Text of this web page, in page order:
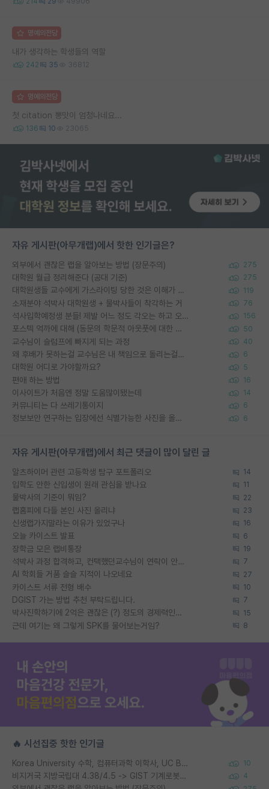
명예의전당
내가 생각하는 학생들의 역할
242 35 36812
명예의전당
첫 citation 뽕맛이 엄청나네요...
136 10 23065
자유 게시판(아무개랩)에서 핫한 인기글은?
외부에서 괜찮은 랩을 알아보는 방법 (장문주의) 275
대학원 월급 정리해준다 (공대 기준) 275
대학원생들 교수에게 가스라이팅 당한 것은 이해가 갑니다. 안타깝네요. 119
소재분야 석박사 대학원생 + 물박사들이 착각하는 거 76
석사입학예정생 분들! 제발 어느 정도 각오는 하고 오세요. 156
포스텍 억까에 대해 (동문의 학문적 아웃풋에 대한 반박) 50
교수님이 슬럼프에 빠지게 되는 과정 40
왜 후배가 못하는걸 교수님은 내 책임으로 돌리는걸까요? 6
대학원 어디로 가야할까요? 5
편애 하는 방법 16
이사이트가 처음엔 정말 도움많이됐는데 14
커뮤니티는 다 쓰레기통이지 6
정보보안 연구하는 입장에선 식별가능한 사진을 올리는건 비추이긴함 6
자유 게시판(아무개랩)에서 최근 댓글이 많이 달린 글
알츠하이머 관련 고등학생 탐구 포트폴리오 14
입학도 안한 신입생이 원래 관심을 받나요 11
물박사의 기준이 뭐임? 22
랩홈피에 다들 본인 사진 올리냐 23
신생랩가지말라는 이유가 있었구나 16
오늘 카이스트 발표 6
장학금 모은 랩비통장 19
석박사 과정 합격하고, 컨택했던교수님이 연락이 안됩니다... 7
AI 학회들 거품 슬슬 지적이 나오네요 27
카이스트 서류 전형 배수 10
DGIST 가는 방법 추천 부탁드립니다. 7
박사진학하기에 2억은 괜찮은 (?) 정도의 경제력인가요 15
근데 여기는 왜 그렇게 SPK를 물어보는거임? 8
🔥 시선집중 핫한 인기글
Korea University 수학, 컴퓨터과학 이학사, UC Berkeley 산업공학 대학원 공학박사가 되는 것은 쉽지 않겠죠? 10
비지거국 지방국립대 4.38/4.5 -> GIST 기계로봇공학과 석사 4